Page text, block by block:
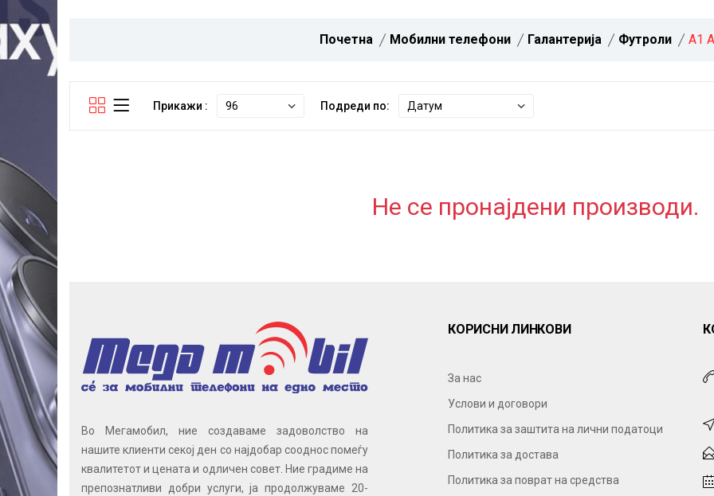
Почетна Мобилни телефони Галантерија Футроли A1
Прикажи : Подреди по:
Не се пронајдени производи.
Во Мегамобил, ние создаваме задоволство на
нашите клиенти секој ден со најдобар сооднос помеѓу
квалитетот и цената и одличен совет. Ние градиме на
препознатливи добри услуги, ја продолжуваме 20-
КОРИСНИ ЛИНКОВИ
За нас
Услови и договори
Политика за заштита на лични податоци
Политика за достава
Политика за поврат на средства